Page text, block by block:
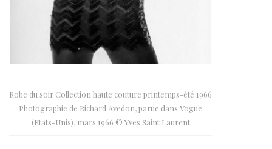
Robe du soir Collection haute couture printemps-été 1966
Photographie de Richard Avedon, parue dans Vogue
(Etats-Unis), mars 1966 © Yves Saint Laurent